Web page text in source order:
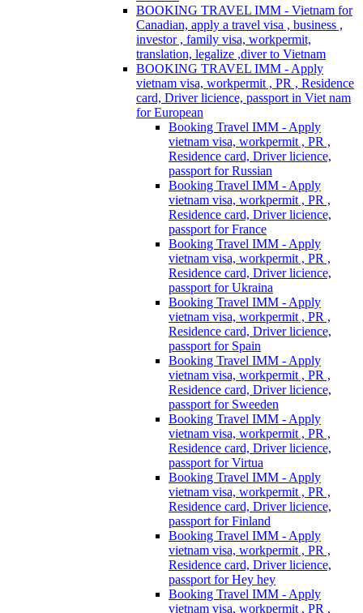
BOOKING TRAVEL IMM - Vietnam for
Canadian, apply a travel visa , business ,
investor , family visa, workpermit,
translation, legalize ,diver to Vietnam
BOOKING TRAVEL IMM - Apply
vietnam visa, workpermit , PR , Residence
card, Driver licience, passport in Viet nam
for European
Booking Travel IMM - Apply
vietnam visa, workpermit , PR ,
Residence card, Driver licience,
passport for Russian
Booking Travel IMM - Apply
vietnam visa, workpermit , PR ,
Residence card, Driver licience,
passport for France
Booking Travel IMM - Apply
vietnam visa, workpermit , PR ,
Residence card, Driver licience,
passport for Ukraina
Booking Travel IMM - Apply
vietnam visa, workpermit , PR ,
Residence card, Driver licience,
passport for Spain
Booking Travel IMM - Apply
vietnam visa, workpermit , PR ,
Residence card, Driver licience,
passport for Sweeden
Booking Travel IMM - Apply
vietnam visa, workpermit , PR ,
Residence card, Driver licience,
passport for Virtua
Booking Travel IMM - Apply
vietnam visa, workpermit , PR ,
Residence card, Driver licience,
passport for Finland
Booking Travel IMM - Apply
vietnam visa, workpermit , PR ,
Residence card, Driver licience,
passport for Hey hey
Booking Travel IMM - Apply
vietnam visa, workpermit , PR ,